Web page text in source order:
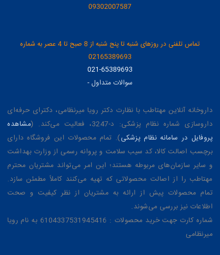
09302007587
تماس تلفنی در روزهای شنبه تا پنج شنبه از 8 صبح تا 4 عصر به شماره
02165389693
021-65389693
سوالات متداول-
داروخانه آنلاین مهتاطب با نظارت دکتر رویا میرنظامی، دکترای حرفه‌ای
داروسازی شماره نظام پزشکی: د-3247، فعالیت می‌کند. (
مشاهده
پروفایل در سامانه نظام پزشکی). تمام محصولات این فروشگاه دارای
برچسب اصالت کالا، کد سیب سلامت و پروانه رسمی از وزارت بهداشت
و سایر سازمان‌های مربوطه هستند؛ این امر می‌تواند مشتریان محترم
مهتاطب را از اصالت محصولاتی که تهیه می‌کنند کاملاً مطمئن سازد.
تمام محصولات پیش از ارائه به مشتریان از نظر کیفیت و صحت
اطلاعات نیز بررسی می‌شوند.
شماره کارت جهت خرید محصولات : 6104337531945416 به نام رویا
میرنظامی